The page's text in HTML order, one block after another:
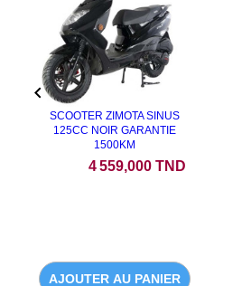
SCOOTER ZIMOTA SINUS
125CC NOIR GARANTIE
1500KM
4 559,000 TND
AJOUTER AU PANIER
